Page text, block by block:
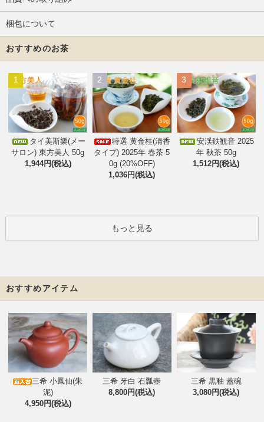
梱包について
おすすめのお茶
1
タイ美斯樂(メー
サロン) 東方美人 50g
1,944円(税込)
2
特選 黄金桂(清香
タイプ) 2025年 春茶 5
0g (20%OFF)
1,036円(税込)
3
安渓鉄観音 2025
年 秋茶 50g
1,512円(税込)
もっと見る
おすすめアイテム
三希 小鳳仙(朱
泥)
4,950円(税込)
三希 牙白 石瓢壺
8,800円(税込)
三希 黒釉 蓋碗
3,080円(税込)